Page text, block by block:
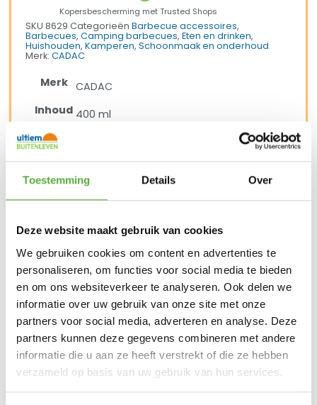
Toestemming Details Over
Deze website maakt gebruik van cookies
We gebruiken cookies om content en advertenties te
personaliseren, om functies voor social media te bieden
en om ons websiteverkeer te analyseren. Ook delen we
informatie over uw gebruik van onze site met onze
partners voor social media, adverteren en analyse. Deze
partners kunnen deze gegevens combineren met andere
informatie die u aan ze heeft verstrekt of die ze hebben
verzameld op basis van uw gebruik van hun services.
Kopersbescherming met Trusted Shops
SKU8629Categorieën Barbecue accessoires,
Barbecues,Camping barbecues,Eten en drinken,
Huishouden,Kamperen,Schoonmaak en onderhoud
Merk:CADAC
Merk CADAC
Inhoud 400 ml
SKU